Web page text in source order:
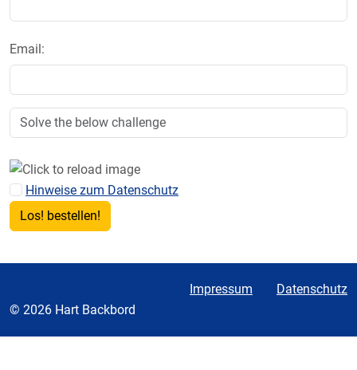
Email:
Hinweise zum Datenschutz
© 2026 Hart Backbord
Impressum Datenschutz